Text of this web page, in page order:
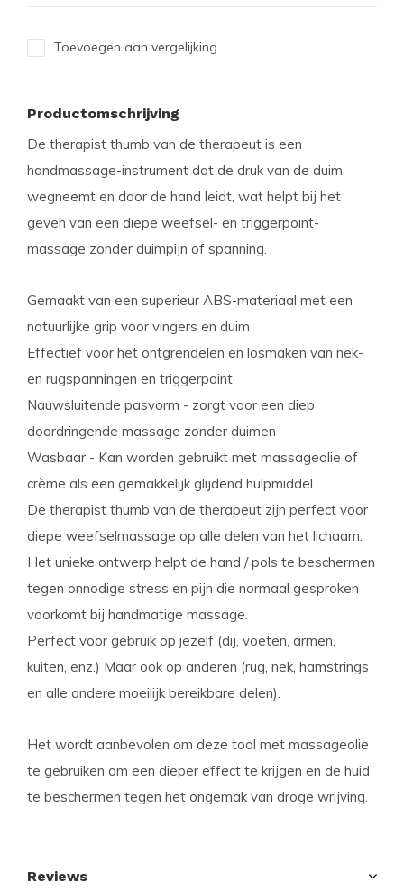
Toevoegen aan vergelijking
Productomschrijving
De therapist thumb van de therapeut is een
handmassage-instrument dat de druk van de duim
wegneemt en door de hand leidt, wat helpt bij het
geven van een diepe weefsel- en triggerpoint-
massage zonder duimpijn of spanning.
Gemaakt van een superieur ABS-materiaal met een
natuurlijke grip voor vingers en duim
Effectief voor het ontgrendelen en losmaken van nek-
en rugspanningen en triggerpoint
Nauwsluitende pasvorm - zorgt voor een diep
doordringende massage zonder duimen
Wasbaar - Kan worden gebruikt met massageolie of
crème als een gemakkelijk glijdend hulpmiddel
De therapist thumb van de therapeut zijn perfect voor
diepe weefselmassage op alle delen van het lichaam.
Het unieke ontwerp helpt de hand / pols te beschermen
tegen onnodige stress en pijn die normaal gesproken
voorkomt bij handmatige massage.
Perfect voor gebruik op jezelf (dij, voeten, armen,
kuiten, enz.) Maar ook op anderen (rug, nek, hamstrings
en alle andere moeilijk bereikbare delen).
Het wordt aanbevolen om deze tool met massageolie
te gebruiken om een ​​dieper effect te krijgen en de huid
te beschermen tegen het ongemak van droge wrijving.
Reviews